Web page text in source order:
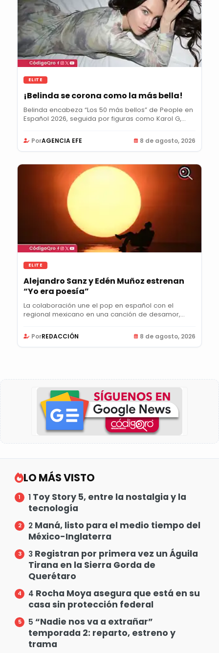
ELITE
¡Belinda se corona como la más bella!
Belinda encabeza “Los 50 más bellos” de People en
Español 2026, seguida por figuras como Karol G,...
PorAGENCIA EFE 8 de agosto, 2026
ELITE
Alejandro Sanz y Edén Muñoz estrenan
“Yo era poesía”
La colaboración une el pop en español con el
regional mexicano en una canción de desamor,
PorREDACCIÓN 8 de agosto, 2026
LO MÁS VISTO
1 Toy Story 5, entre la nostalgia y la
tecnología
2 Maná, listo para el medio tiempo del
México-Inglaterra
3 Registran por primera vez un Águila
Tirana en la Sierra Gorda de
Querétaro
4 Rocha Moya asegura que está en su
casa sin protección federal
5 “Nadie nos va a extrañar”
temporada 2: reparto, estreno y
trama